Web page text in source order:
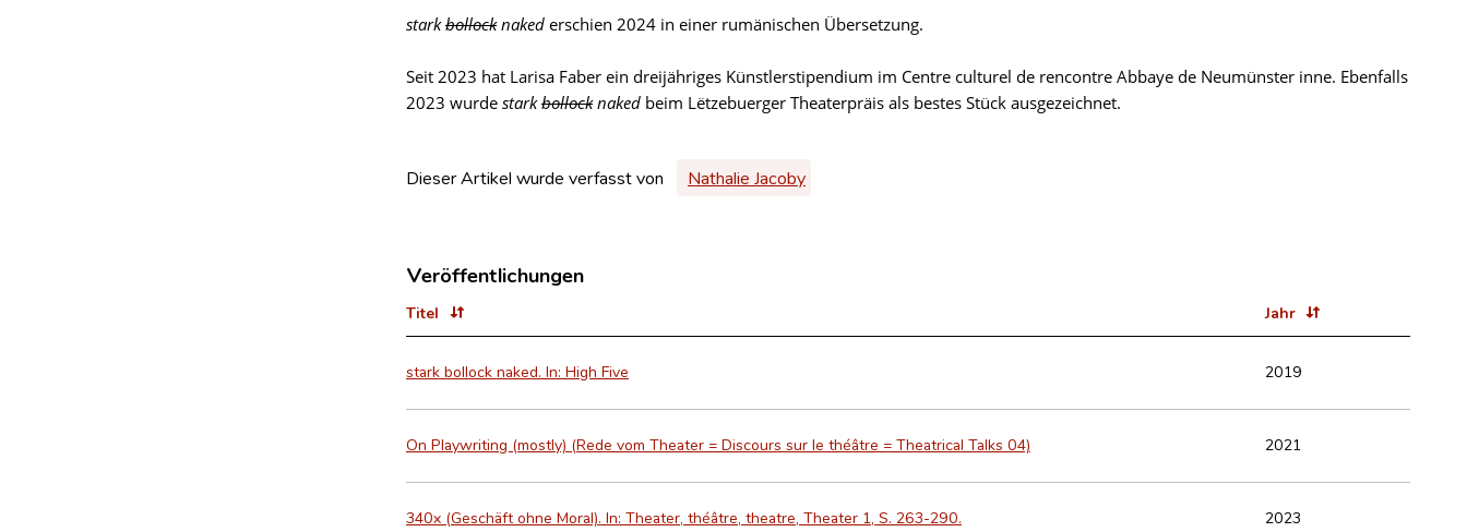
starkbollocknaked erschien 2024 in einer rumänischen Übersetzung.
Seit 2023 hat Larisa Faber ein dreijähriges Künstlerstipendium im Centre culturel de rencontre Abbaye de Neumünster inne. Ebenfalls
2023 wurde starkbollocknaked beim Lëtzebuerger Theaterpräis als bestes Stück ausgezeichnet.
Dieser Artikel wurde verfasst von Nathalie Jacoby
Veröffentlichungen
Titel Jahr
stark bollock naked. In: High Five 2019
On Playwriting (mostly) (Rede vom Theater = Discours sur le théâtre = Theatrical Talks 04) 2021
340x (Geschäft ohne Moral). In: Theater, théâtre, theatre, Theater 1, S. 263-290. 2023